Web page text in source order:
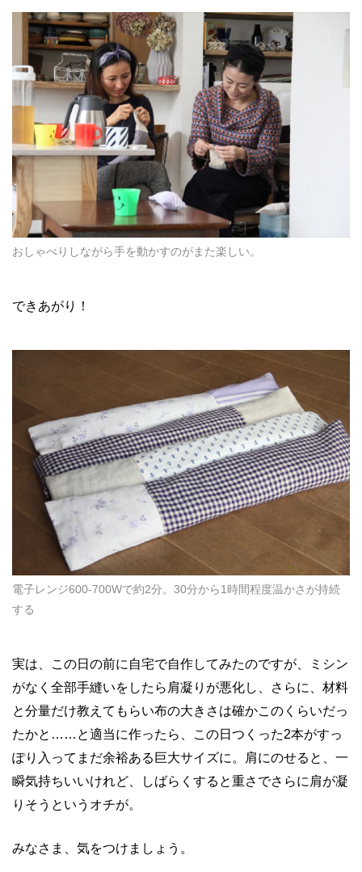
おしゃべりしながら手を動かすのがまた楽しい。
できあがり！
電子レンジ600-700Wで約2分。30分から1時間程度温かさが持続
する
実は、この日の前に自宅で自作してみたのですが、ミシン
がなく全部手縫いをしたら肩凝りが悪化し、さらに、材料
と分量だけ教えてもらい布の大きさは確かこのくらいだっ
たかと……と適当に作ったら、この日つくった2本がすっ
ぽり入ってまだ余裕ある巨大サイズに。肩にのせると、一
瞬気持ちいいけれど、しばらくすると重さでさらに肩が凝
りそうというオチが。
みなさま、気をつけましょう。